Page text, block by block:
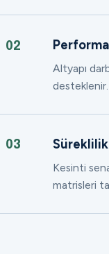
02
Altyapı
desteklenir.
03 Süreklilik
Kesinti
matrisleri